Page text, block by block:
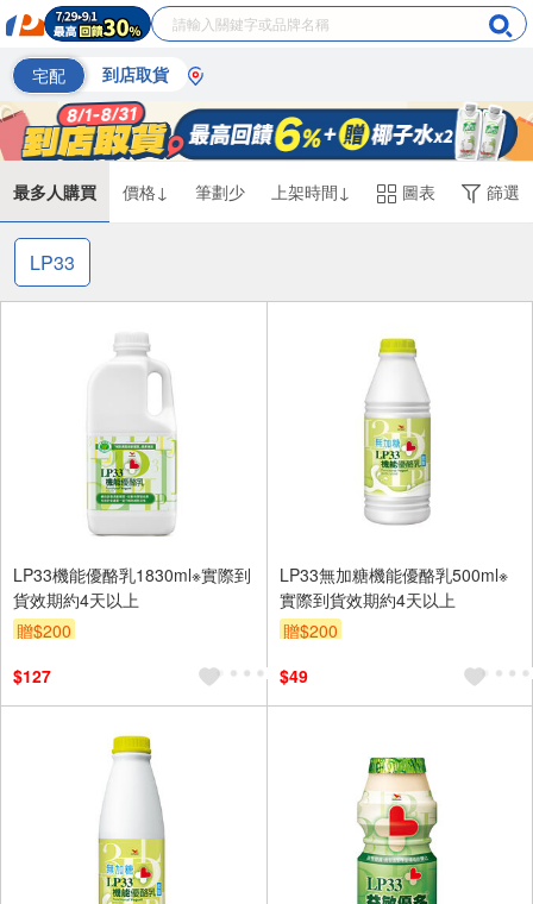
宅配 到店取貨
最多人購買 價格↓ 筆劃少 上架時間↓ 圖表 篩選
LP33
LP33機能優酪乳1830ml※實際到
貨效期約4天以上
贈$200
$127
LP33無加糖機能優酪乳500ml※
實際到貨效期約4天以上
贈$200
$49